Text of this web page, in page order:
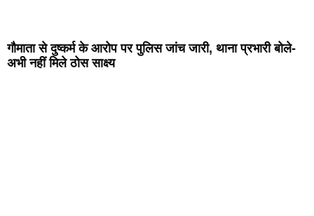
गौमाता से दुष्कर्म के आरोप पर पुलिस जांच जारी, थाना प्रभारी बोले-
अभी नहीं मिले ठोस साक्ष्य